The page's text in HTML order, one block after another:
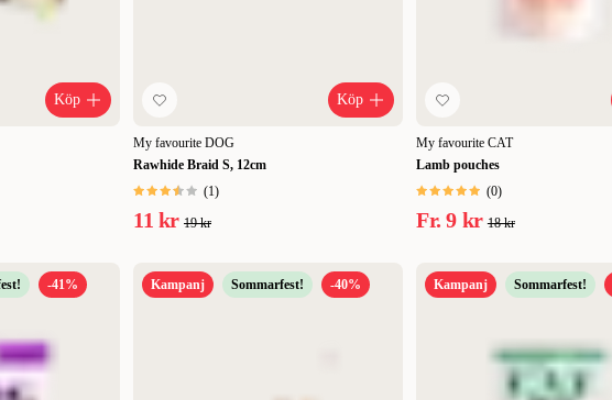
Köp Köp
My favourite DOG
Rawhide Braid S, 12cm
(1)
11 kr 19 kr
My favourite CAT
Lamb pouches
(0)
Fr. 9 kr 18 kr
-41% Kampanj Sommarfest! -40% Kampanj Sommarfest!